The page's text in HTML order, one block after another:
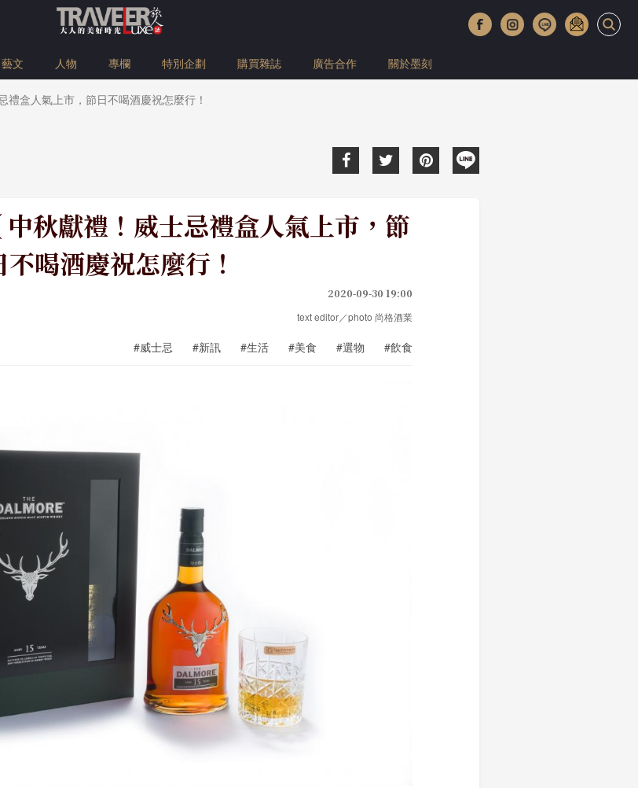
藝文 人物 專欄 特別企劃 購買雜誌 廣告合作 關於墨刻
盒人氣上市，節日不喝酒慶祝怎麼行！
秋獻禮！威士忌禮盒人氣上市，節
不喝酒慶祝怎麼行！
2020-09-30 19:00
text editor／photo 尚格酒業
#威士忌 #新訊 #生活 #美食 #選物 #飲食